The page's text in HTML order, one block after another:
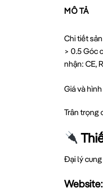
MÔ TẢ
Chi tiết
> 0.5 Góc
nhận: CE,
Giá và
Trân trọng
Đại lý cung
Website: